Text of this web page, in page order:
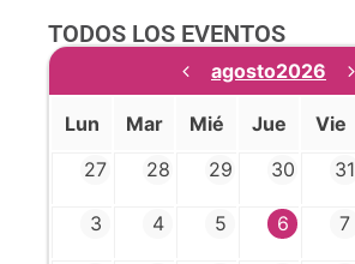
TODOS LOS EVENTOS
agosto2026
Lun Mar Mié Jue Vie
27
28 29 30 31
3 4 5 6 7